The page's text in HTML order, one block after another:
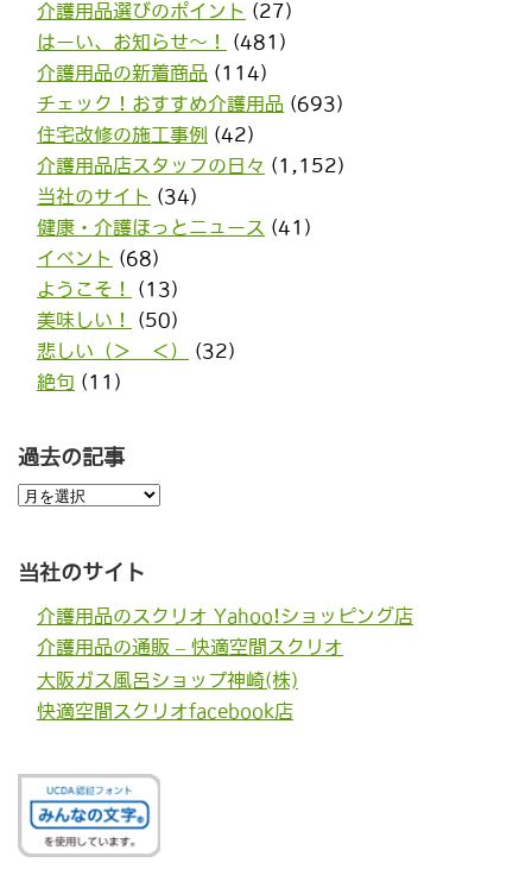
介護用品選びのポイント (27)
はーい、お知らせ〜！
(481)
介護用品の新着商品 (114)
チェック！おすすめ介護用品 (693)
住宅改修の施工事例
(42)
介護用品店スタッフの日々 (1,152)
当社のサイト (34)
健康・介護ほっとニュース (41)
イベント (68)
ようこそ！
(13)
美味しい！
(50)
悲しい（＞＿＜）
(32)
絶句 (11)
過去の記事
過
去
事
当社のサイト
介護用品のスクリオ Yahoo!ショッピング店
介護用品の通販 – 快適空間スクリオ
大阪ガス風呂ショップ神崎(株)
快適空間スクリオfacebook店